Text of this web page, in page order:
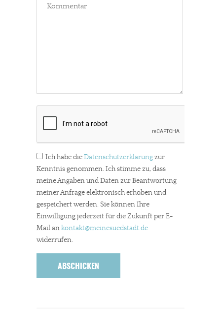
JETZT SPENDEN
Ich habe dieDatenschutzerklärungzur
Kenntnis genommen. Ich stimme zu, dass
meine Angaben und Daten zur Beantwortung
meiner Anfrage elektronisch erhoben und
gespeichert werden. Sie können Ihre
Einwilligung jederzeit für die Zukunft per E-
Mail ankontakt@meinesuedstadt.de
widerrufen.